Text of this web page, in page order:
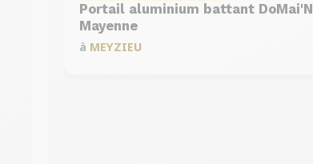
Portail aluminium battant DoMai'N
Mayenne
à MEYZIEU